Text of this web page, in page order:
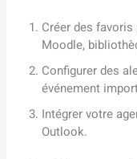
Créer des
Moodle,
Configurer des
événement
Intégrer votre
Outlook.